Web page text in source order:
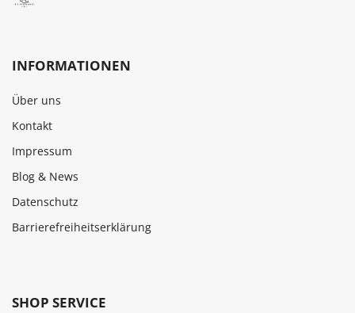
INFORMATIONEN
Über uns
Kontakt
Impressum
Blog & News
Datenschutz
Barrierefreiheitserklärung
SHOP SERVICE